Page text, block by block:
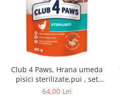
Club 4 Paws, Hrana umeda
pisici sterilizate,pui , set
24x80g
64,00 Lei